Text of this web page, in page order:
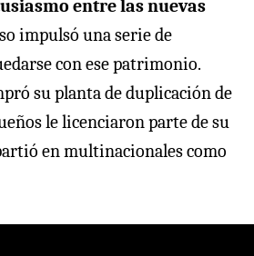
entre las nuevas
impulsó una serie de
con ese patrimonio.
su planta de duplicación de
le licenciaron parte de su
en multinacionales como